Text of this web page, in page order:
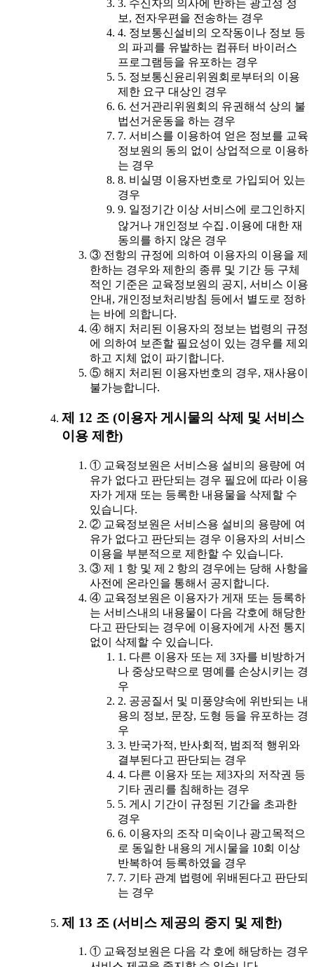
3. 수신자의 의사에 반하는 광고성 정
보, 전자우편을 전송하는 경우
4. 정보통신설비의 오작동이나 정보 등
의 파괴를 유발하는 컴퓨터 바이러스
프로그램등을 유포하는 경우
5. 정보통신윤리위원회로부터의 이용
제한 요구 대상인 경우
6. 선거관리위원회의 유권해석 상의 불
법선거운동을 하는 경우
7. 서비스를 이용하여 얻은 정보를 교육
정보원의 동의 없이 상업적으로 이용하
는 경우
8. 비실명 이용자번호로 가입되어 있는
경우
9. 일정기간 이상 서비스에 로그인하지
않거나 개인정보 수집․이용에 대한 재
동의를 하지 않은 경우
③ 전항의 규정에 의하여 이용자의 이용을 제
한하는 경우와 제한의 종류 및 기간 등 구체
적인 기준은 교육정보원의 공지, 서비스 이용
안내, 개인정보처리방침 등에서 별도로 정하
는 바에 의합니다.
④ 해지 처리된 이용자의 정보는 법령의 규정
에 의하여 보존할 필요성이 있는 경우를 제외
하고 지체 없이 파기합니다.
⑤ 해지 처리된 이용자번호의 경우, 재사용이
불가능합니다.
제 12 조 (이용자 게시물의 삭제 및 서비스
이용 제한)
① 교육정보원은 서비스용 설비의 용량에 여
유가 없다고 판단되는 경우 필요에 따라 이용
자가 게재 또는 등록한 내용물을 삭제할 수
있습니다.
② 교육정보원은 서비스용 설비의 용량에 여
유가 없다고 판단되는 경우 이용자의 서비스
이용을 부분적으로 제한할 수 있습니다.
③ 제 1 항 및 제 2 항의 경우에는 당해 사항을
사전에 온라인을 통해서 공지합니다.
④ 교육정보원은 이용자가 게재 또는 등록하
는 서비스내의 내용물이 다음 각호에 해당한
다고 판단되는 경우에 이용자에게 사전 통지
없이 삭제할 수 있습니다.
1. 다른 이용자 또는 제 3자를 비방하거
나 중상모략으로 명예를 손상시키는 경
우
2. 공공질서 및 미풍양속에 위반되는 내
용의 정보, 문장, 도형 등을 유포하는 경
우
3. 반국가적, 반사회적, 범죄적 행위와
결부된다고 판단되는 경우
4. 다른 이용자 또는 제3자의 저작권 등
기타 권리를 침해하는 경우
5. 게시 기간이 규정된 기간을 초과한
경우
6. 이용자의 조작 미숙이나 광고목적으
로 동일한 내용의 게시물을 10회 이상
반복하여 등록하였을 경우
7. 기타 관계 법령에 위배된다고 판단되
는 경우
제 13 조 (서비스 제공의 중지 및 제한)
① 교육정보원은 다음 각 호에 해당하는 경우